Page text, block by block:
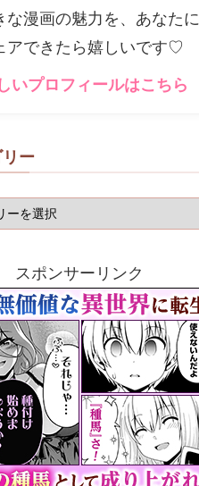
な漫画の魅力を、あなたに
アできたら嬉しいです♡
いプロフィールはこちら
ー
スポンサーリンク